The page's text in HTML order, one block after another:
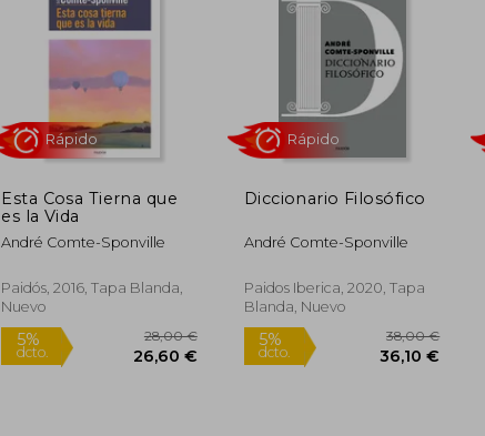
5% 5%
dcto.
Esta Cosa Tierna que
es la Vida
André Comte-Sponville
Paidós, 2016, Tapa Blanda,
Nuevo
Rápido
Diccionario Filosófico
André Comte-Sponville
Paidos Iberica, 2020, Tapa
Blanda, Nuevo
Rápido